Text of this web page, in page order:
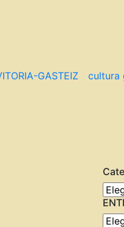
GASTEIZ
cultura